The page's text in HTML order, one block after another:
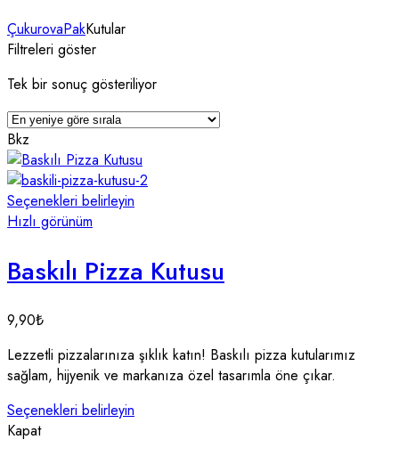
ÇukurovaPakKutular
Filtreleri göster
Tek bir sonuç gösteriliyor
Bkz
Seçenekleri belirleyin
Hızlı görünüm
Baskılı Pizza Kutusu
9,90₺
Lezzetli pizzalarınıza şıklık katın! Baskılı pizza kutularımız
sağlam, hijyenik ve markanıza özel tasarımla öne çıkar.
Seçenekleri belirleyin
Kapat